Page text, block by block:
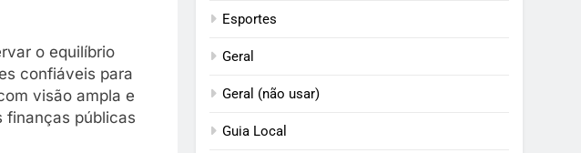
o equilíbrio
confiáveis para
visão ampla e
finanças públicas
Esportes
Geral
Geral (não usar)
Guia Local